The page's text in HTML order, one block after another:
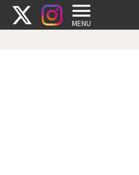
MENU